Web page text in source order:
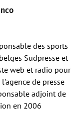
des sports
Sudpresse et
web et radio pour
de presse
adjoint de
en 2006